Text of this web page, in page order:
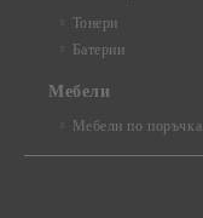
Тонери
Батерии
Mебели
Мебели по поръчка